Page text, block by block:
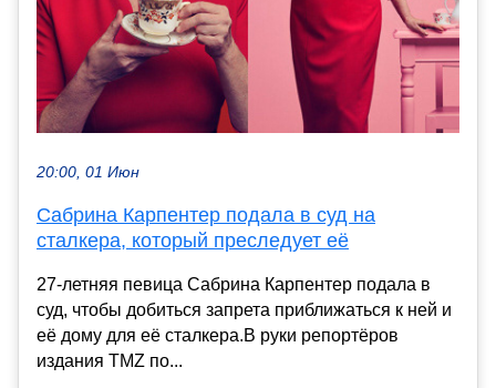
20:00, 01 Июн
Сабрина Карпентер подала в суд на
сталкера, который преследует её
27-летняя певица Сабрина Карпентер подала в
суд, чтобы добиться запрета приближаться к ней и
её дому для её сталкера.В руки репортёров
издания TMZ по...